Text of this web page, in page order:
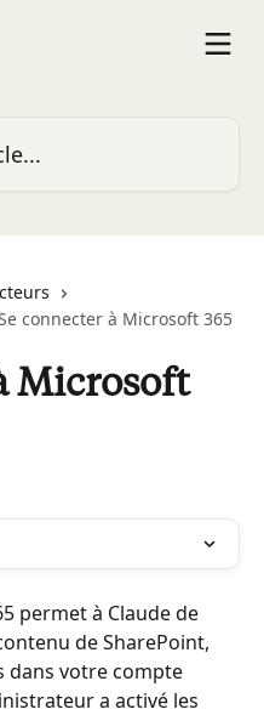
connecter à Microsoft 365
Microsoft
permet à Claude de
de SharePoint,
dans votre compte
a activé les